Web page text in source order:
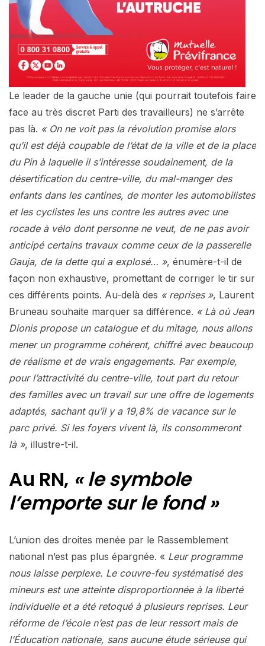
Le leader de la gauche unie (qui pourrait toutefois faire
face au très discret Parti des travailleurs) ne s’arrête
pas là. « On ne voit pas la révolution promise alors
qu’il est déjà coupable de l’état de la ville et de la place
du Pin à laquelle il s’intéresse soudainement, de la
désertification du centre-ville, du mal-manger des
enfants dans les cantines, de monter les automobilistes
et les cyclistes les uns contre les autres avec une
rocade à vélo dont personne ne veut, de ne pas avoir
anticipé certains travaux comme ceux de la passerelle
Gauja, de la dette qui a explosé… », énumère-t-il de
façon non exhaustive, promettant de corriger le tir sur
ces différents points. Au-delà des « reprises », Laurent
Bruneau souhaite marquer sa différence. « Là où Jean
Dionis propose un catalogue et du mitage, nous allons
mener un programme cohérent, chiffré avec beaucoup
de réalisme et de vrais engagements. Par exemple,
pour l’attractivité du centre-ville, tout part du retour
des familles avec un travail sur une offre de logements
adaptés, sachant qu’il y a 19,8% de vacance sur le
parc privé. Si les foyers vivent là, ils consommeront
là », illustre-t-il.
Au RN, « le symbole
l’emporte sur le fond »
L’union des droites menée par le Rassemblement
national n’est pas plus épargnée. « Leur programme
nous laisse perplexe. Le couvre-feu systématisé des
mineurs est une atteinte disproportionnée à la liberté
individuelle et a été retoqué à plusieurs reprises. Leur
réforme de l’école n’est pas de leur ressort mais de
l’Éducation nationale, sans aucune étude sérieuse qui